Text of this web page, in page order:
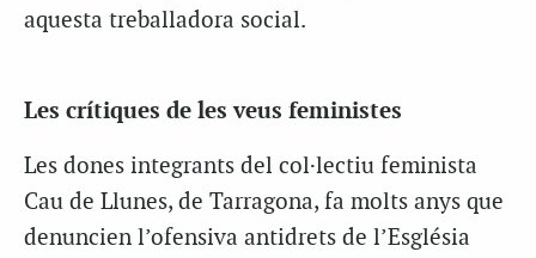
aquesta treballadora social.
Les crítiques de les veus feministes
Les dones integrants del col·lectiu feminista
Cau de Llunes, de Tarragona, fa molts anys que
denuncien l’ofensiva antidrets de l’Església